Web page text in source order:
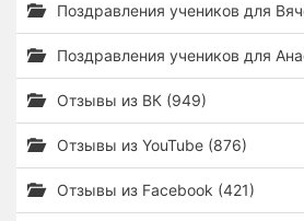
Поздравления учеников для
Поздравления учеников для
Отзывы из ВК (949)
Отзывы из YouTube (876)
Отзывы из Facebook (421)